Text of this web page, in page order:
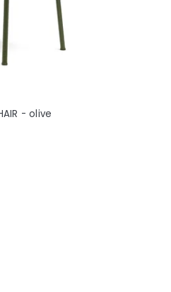
- olive